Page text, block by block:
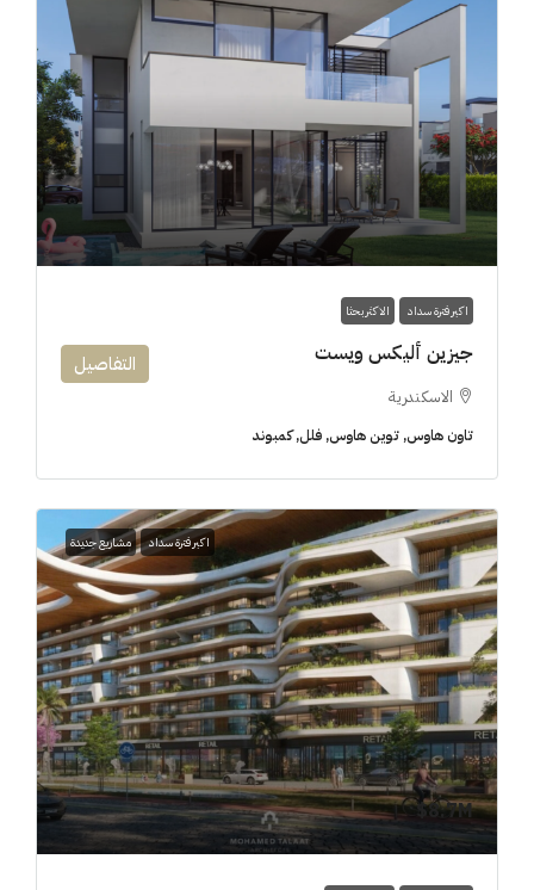
اكبر فترة سداد الاكثر بحثا
جيزين أليكس ويست
الاسكندرية
تاون هاوس, توين هاوس, فلل, كمبوند
التفاصيل
اكبر فترة سداد مشاريع جديدة
8.7M$